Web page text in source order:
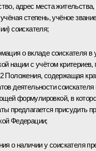
адрес места
степень, учёное
соискателя;
о вкладе соискателя в
нации с учётом
Положения, содержащая
деятельности
формулировкой, в
предлагается присудить
Федерации;
о наличии у соискателя